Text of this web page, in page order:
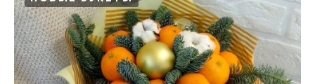
19.02.2024 22:38